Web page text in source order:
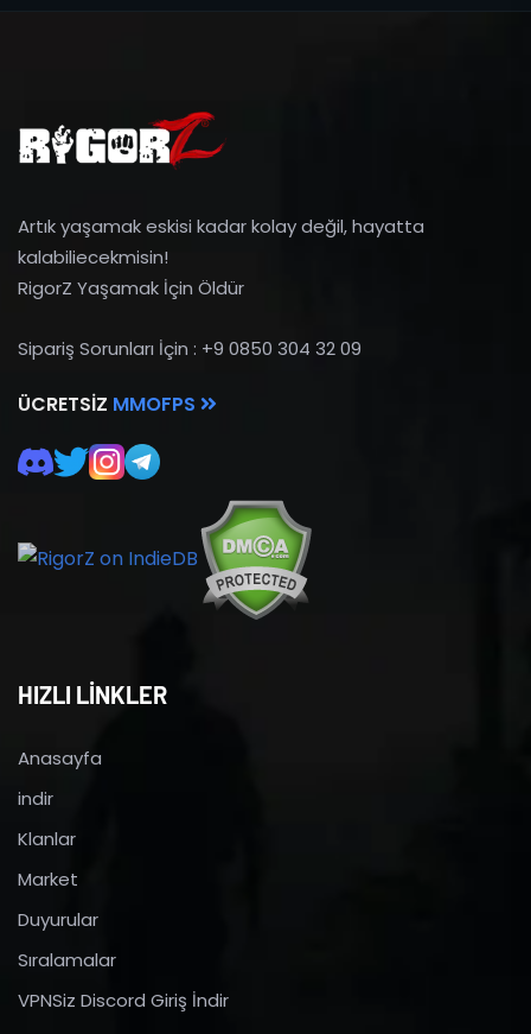
Artık yaşamak eskisi kadar kolay değil, hayatta
kalabiliecekmisin!
RigorZ Yaşamak İçin Öldür
Sipariş Sorunları İçin : +9 0850 304 32 09
ÜCRETSIZ MMOFPS
HIZLI LİNKLER
Anasayfa
indir
Klanlar
Market
Duyurular
Sıralamalar
VPNSiz Discord Giriş İndir